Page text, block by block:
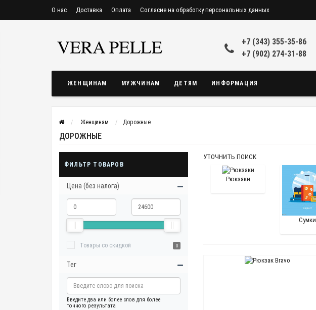
О нас Доставка Оплата Согласие на обработку персональных данных
+7 (343) 355-35-86
+7 (902) 274-31-88
ЖЕНЩИНАМ МУЖЧИНАМ ДЕТЯМ ИНФОРМАЦИЯ
Женщинам Дорожные
ДОРОЖНЫЕ
ФИЛЬТР ТОВАРОВ
Цена (без налога)
Товары со скидкой 0
Тег
Введите два или более слов для более
точного результата
УТОЧНИТЬ ПОИСК
Рюкзаки
Сумки